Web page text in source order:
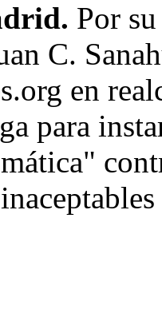
Por
C.
en
para